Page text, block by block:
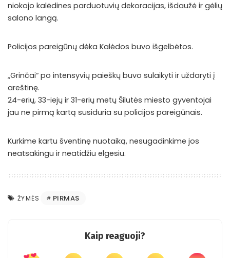
niokojo kalėdines parduotuvių dekoracijas, išdaužė ir gėlių
salono langą.
Policijos pareigūnų dėka Kalėdos buvo išgelbėtos.
„Grinčai“ po intensyvių paieškų buvo sulaikyti ir uždaryti į
areštinę.
24-erių, 33-iejų ir 31-erių metų Šilutės miesto gyventojai
jau ne pirmą kartą susiduria su policijos pareigūnais.
Kurkime kartu šventinę nuotaiką, nesugadinkime jos
neatsakingu ir neatidžiu elgesiu.
ŽYMĖS PIRMAS
Kaip reaguoji?